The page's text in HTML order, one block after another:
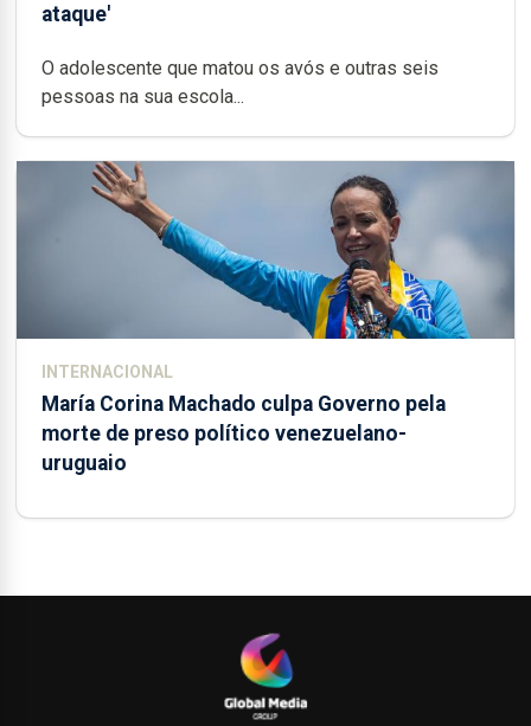
ataque'
O adolescente que matou os avós e outras seis
pessoas na sua escola...
INTERNACIONAL
María Corina Machado culpa Governo pela
morte de preso político venezuelano-
uruguaio